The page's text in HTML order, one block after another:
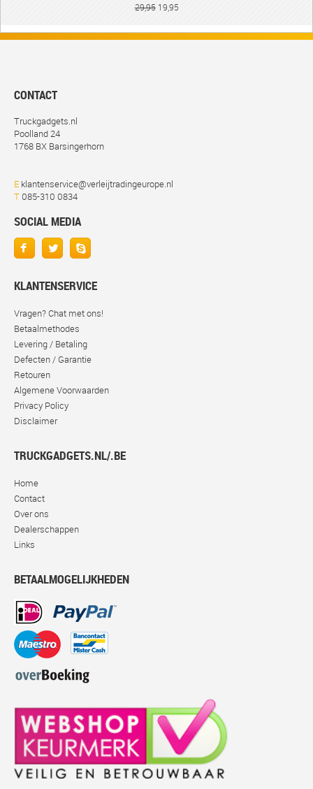
29,9519,95
CONTACT
Truckgadgets.nl
Poolland 24
1768 BX Barsingerhorn
E klantenservice@verleijtradingeurope.nl
T085-310 0834
SOCIAL MEDIA
KLANTENSERVICE
Vragen? Chat met ons!
Betaalmethodes
Levering / Betaling
Defecten / Garantie
Retouren
Algemene Voorwaarden
Privacy Policy
Disclaimer
TRUCKGADGETS.NL/.BE
Home
Contact
Over ons
Dealerschappen
Links
BETAALMOGELIJKHEDEN